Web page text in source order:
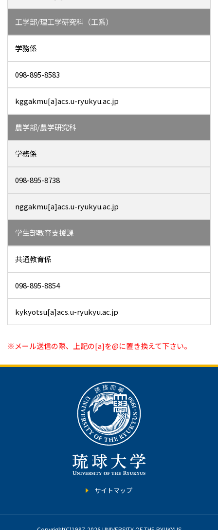
工学部/理工学研究科（工系）
学務係
098-895-8583
kggakmu[a]acs.u-ryukyu.ac.jp
農学部/農学研究科
学務係
098-895-8738
nggakmu[a]acs.u-ryukyu.ac.jp
学生部教育支援課
共通教育係
098-895-8854
kykyotsu[a]acs.u-ryukyu.ac.jp
※メール送信の際、上記の[a]を@に置き換えて下さい。
サイトマップ